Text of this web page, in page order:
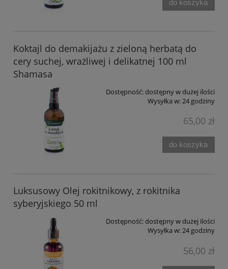
do koszyka
Koktajl do demakijażu z zieloną herbatą do
cery suchej, wrażliwej i delikatnej 100 ml
Shamasa
Dostępność:dostępny w dużej ilości
Wysyłka w:24 godziny
65,00 zł
do koszyka
Luksusowy Olej rokitnikowy, z rokitnika
syberyjskiego 50 ml
Dostępność:dostępny w dużej ilości
Wysyłka w:24 godziny
56,00 zł